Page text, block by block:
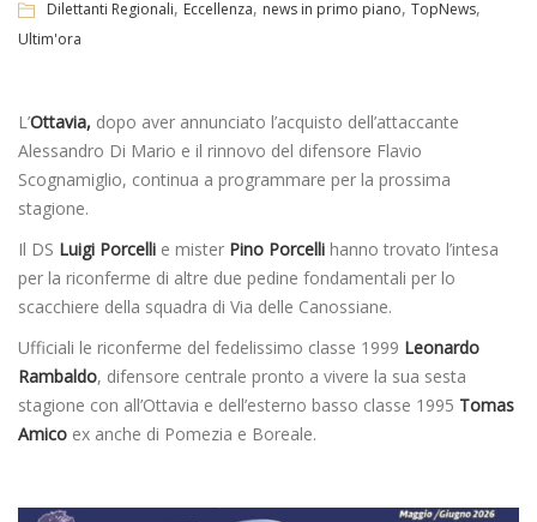
Dilettanti Regionali, Eccellenza, news in primo piano, TopNews,
Ultim'ora
L’Ottavia, dopo aver annunciato l’acquisto dell’attaccante
Alessandro Di Mario e il rinnovo del difensore Flavio
Scognamiglio, continua a programmare per la prossima
stagione.
Il DS Luigi Porcelli e mister Pino Porcelli hanno trovato l’intesa
per la riconferme di altre due pedine fondamentali per lo
scacchiere della squadra di Via delle Canossiane.
Ufficiali le riconferme del fedelissimo classe 1999 Leonardo
Rambaldo, difensore centrale pronto a vivere la sua sesta
stagione con all’Ottavia e dell’esterno basso classe 1995 Tomas
Amico ex anche di Pomezia e Boreale.